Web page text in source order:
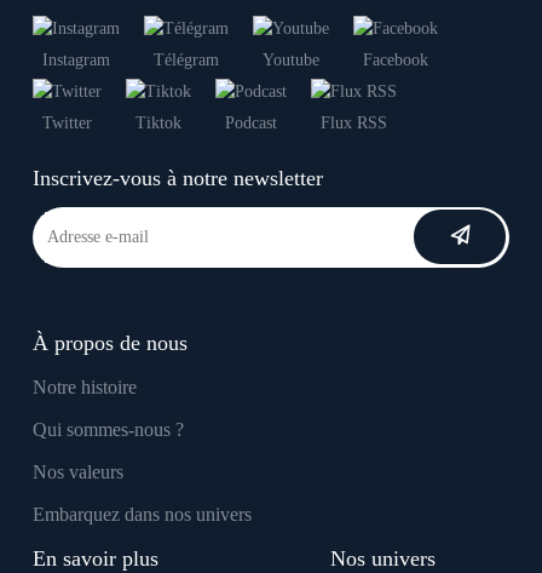
Instagram Télégram Youtube Facebook
Twitter Tiktok Podcast Flux RSS
Inscrivez-vous à notre newsletter
À propos de nous
Notre histoire
Qui sommes-nous ?
Nos valeurs
Embarquez dans nos univers
En savoir plus Nos univers